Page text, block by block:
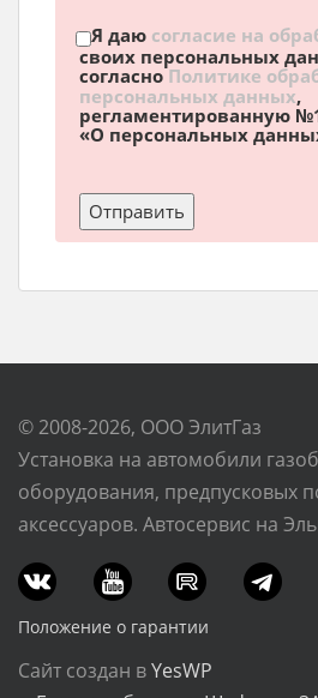
Я даю согласие на
своих персональных
согласноПолитике
персональных данных,
регламентированную
«О персональных
© 2008-2026, ООО ЭлитГаз
Установка на автомобили
оборудования, предпусковых
аксессуаров. Автосервис на
Положение о гарантии
Сайт создан вYesWP